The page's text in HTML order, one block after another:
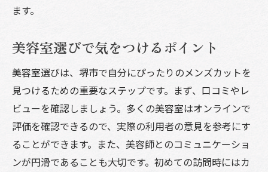
ます。
美容室選びで気をつけるポイント
美容室選びは、堺市で自分にぴったりのメンズカットを
見つけるための重要なステップです。まず、口コミやレ
ビューを確認しましょう。多くの美容室はオンラインで
評価を確認できるので、実際の利用者の意見を参考にす
ることができます。また、美容師とのコミュニケーショ
ンが円滑であることも大切です。初めての訪問時にはカ